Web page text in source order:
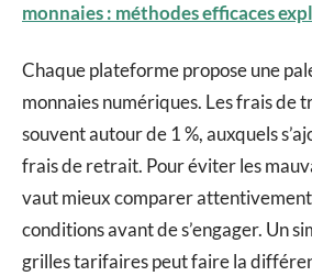
monnaies : méthodes efficaces
Chaque plateforme propose une
monnaies numériques. Les frais de
souvent autour de 1 %, auxquels
frais de retrait. Pour éviter les
vaut mieux comparer
conditions avant de s’engager. Un
grilles tarifaires peut faire la